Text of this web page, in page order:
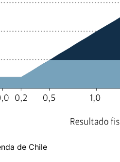
de Chile